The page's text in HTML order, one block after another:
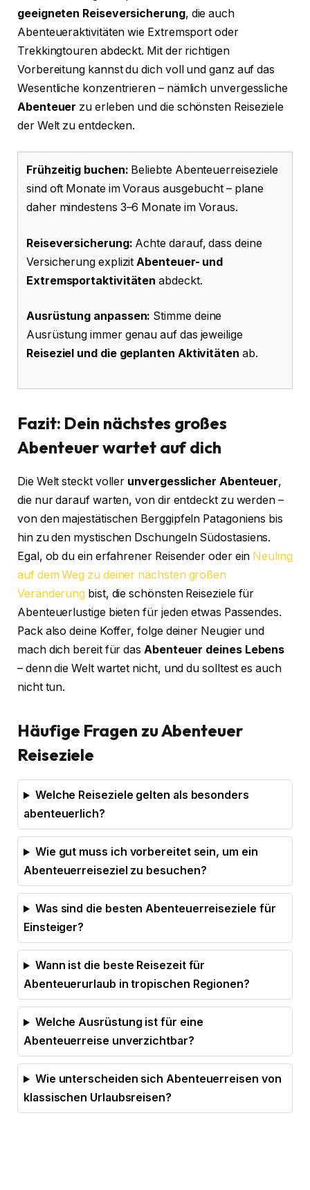
geeigneten Reiseversicherung, die auch
Abenteueraktivitäten wie Extremsport oder
Trekkingtouren abdeckt. Mit der richtigen
Vorbereitung kannst du dich voll und ganz auf das
Wesentliche konzentrieren – nämlich unvergessliche
Abenteuer zu erleben und die schönsten Reiseziele
der Welt zu entdecken.
Frühzeitig buchen: Beliebte Abenteuerreiseziele
sind oft Monate im Voraus ausgebucht – plane
daher mindestens 3–6 Monate im Voraus.
Reiseversicherung: Achte darauf, dass deine
Versicherung explizitAbenteuer- und
Extremsportaktivitäten abdeckt.
Ausrüstung anpassen: Stimme deine
Ausrüstung immer genau auf das jeweilige
Reiseziel und die geplanten Aktivitäten ab.
Fazit: Dein nächstes großes
Abenteuer wartet auf dich
Die Welt steckt voller unvergesslicher Abenteuer,
die nur darauf warten, von dir entdeckt zu werden –
von den majestätischen Berggipfeln Patagoniens bis
hin zu den mystischen Dschungeln Südostasiens.
Egal, ob du ein erfahrener Reisender oder ein Neuling
auf dem Weg zu deiner nächsten großen
Veränderung bist, die schönsten Reiseziele für
Abenteuerlustige bieten für jeden etwas Passendes.
Pack also deine Koffer, folge deiner Neugier und
mach dich bereit für dasAbenteuer deines Lebens
– denn die Welt wartet nicht, und du solltest es auch
nicht tun.
Häufige Fragen zu Abenteuer
Reiseziele
Welche Reiseziele gelten als besonders
abenteuerlich?
Wie gut muss ich vorbereitet sein, um ein
Abenteuerreiseziel zu besuchen?
Was sind die besten Abenteuerreiseziele für
Einsteiger?
Wann ist die beste Reisezeit für
Abenteuerurlaub in tropischen Regionen?
Welche Ausrüstung ist für eine
Abenteuerreise unverzichtbar?
Wie unterscheiden sich Abenteuerreisen von
klassischen Urlaubsreisen?